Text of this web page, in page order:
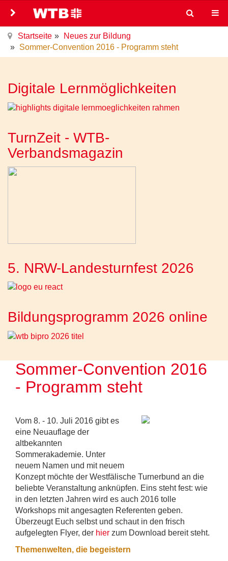
Startseite
Neues zur Bildung
Sommer-Convention 2016 - Programm steht
Digitale Lernmöglichkeiten
TurnZeit - WTB-
Verbandsmagazin
5. NRW-Landesturnfest 2026
Bildungsprogramm 2026 online
Sommer-Convention 2016
- Programm steht
Vom 8. - 10. Juli 2016 gibt es
eine Neuauflage der
altbekannten
Sommerakademie. Unter
neuem Namen und mit neuem
Konzept möchte der Westfälische Turnerbund an die
beliebte Veranstaltung anknüpfen. Eins steht fest: wie
in den letzten Jahren wird es auch 2016 tolle
Workshops mit angesagten Referenten geben.
Überzeugt Euch selbst und schaut in den frisch
aufgelegten Flyer, der hier zum Download bereit steht.
Themenwelten, die begeistern